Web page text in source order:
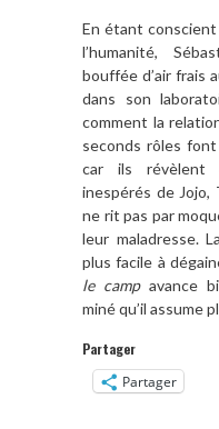
En étant
l’humanité,
bouffée d’air frais
dans son
comment la
seconds rôles font
car ils révèlent
inespérés de Jojo,
ne rit pas par
leur maladresse.
plus facile à
le campavance
miné qu’il assume
Partager
Partager